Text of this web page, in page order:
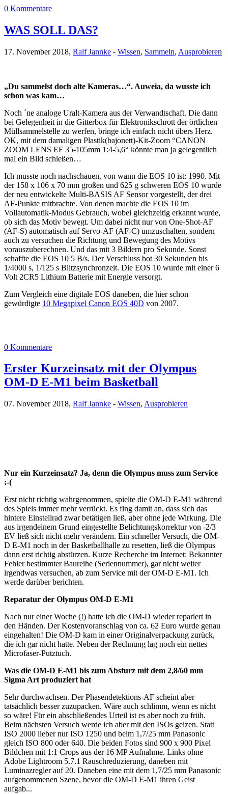
0 Kommentare
WAS SOLL DAS?
17. November 2018, Ralf Jannke - Wissen, Sammeln, Ausprobieren
„Du sammelst doch alte Kameras…“. Auweia, da wusste ich
schon was kam…
Noch ´ne analoge Uralt-Kamera aus der Verwandtschaft. Die dann
bei Gelegenheit in die Gitterbox für Elektronikschrott der örtlichen
Müllsammelstelle zu werfen, bringe ich einfach nicht übers Herz.
OK, mit dem damaligen Plastik(bajonett)-Kit-Zoom “CANON
ZOOM LENS EF 35-105mm 1:4-5,6“ könnte man ja gelegentlich
mal ein Bild schießen…
Ich musste noch nachschauen, von wann die EOS 10 ist: 1990. Mit
der 158 x 106 x 70 mm großen und 625 g schweren EOS 10 wurde
der neu entwickelte Multi-BASIS AF Sensor vorgestellt, der drei
AF-Punkte mitbrachte. Von denen machte die EOS 10 im
Vollautomatik-Modus Gebrauch, wobei gleichzeitig erkannt wurde,
ob sich das Motiv bewegt. Um dabei nicht nur von One-Shot-AF
(AF-S) automatisch auf Servo-AF (AF-C) umzuschalten, sondern
auch zu versuchen die Richtung und Bewegung des Motivs
vorauszuberechnen. Und das mit 3 Bildern pro Sekunde. Sonst
schaffte die EOS 10 5 B/s. Der Verschluss bot 30 Sekunden bis
1/4000 s, 1/125 s Blitzsynchronzeit. Die EOS 10 wurde mit einer 6
Volt 2CR5 Lithium Batterie mit Energie versorgt.
Zum Vergleich eine digitale EOS daneben, die hier schon
gewürdigte 10 Megapixel Canon EOS 40D von 2007.
0 Kommentare
Erster Kurzeinsatz mit der Olympus
OM-D E-M1 beim Basketball
07. November 2018, Ralf Jannke - Wissen, Ausprobieren
Nur ein Kurzeinsatz? Ja, denn die Olympus muss zum Service
:-(
Erst nicht richtig wahrgenommen, spielte die OM-D E-M1 während
des Spiels immer mehr verrückt. Es fing damit an, dass sich das
hintere Einstellrad zwar betätigen ließ, aber ohne jede Wirkung. Die
aus irgendeinem Grund eingestellte Belichtungskorrektur von -2/3
EV ließ sich nicht mehr verändern. Ein schneller Versuch, die OM-
D E-M1 noch in der Basketballhalle zu resetten, ließ die Olympus
dann erst richtig abstürzen. Kurze Recherche im Internet: Bekannter
Fehler bestimmter Baureihe (Seriennummer), gar nicht weiter
irgendwas versuchen, ab zum Service mit der OM-D E-M1. Ich
werde darüber berichten.
Reparatur der Olympus OM-D E-M1
Nach nur einer Woche (!) hatte ich die OM-D wieder repariert in
den Händen. Der Kostenvoranschlag von ca. 62 Euro wurde genau
eingehalten! Die OM-D kam in einer Originalverpackung zurück,
die ich gar nicht hatte. Neben der Rechnung lag noch ein nettes
Microfaser-Putztuch.
Was die OM-D E-M1 bis zum Absturz mit dem 2,8/60 mm
Sigma Art produziert hat
Sehr durchwachsen. Der Phasendetektions-AF scheint aber
tatsächlich besser zuzupacken. Wäre auch schlimm, wenn es nicht
so wäre! Für ein abschließendes Urteil ist es aber noch zu früh.
Beim nächsten Versuch werde ich aber mit den ISOs geizen. Statt
ISO 2000 lieber nur ISO 1250 und beim 1,7/25 mm Panasonic
gleich ISO 800 oder 640. Die beiden Fotos sind 900 x 900 Pixel
Bildchen mit 1:1 Crops aus der 16 MP Aufnahme. Links ohne
Adobe Lightroom 5.7.1 Rauschreduzierung, daneben mit
Luminazregler auf 20. Daneben eine mit dem 1,7/25 mm Panasonic
aufgenommenen Szene, bevor die OM-D E-M1 ihren Geist
aufgab...